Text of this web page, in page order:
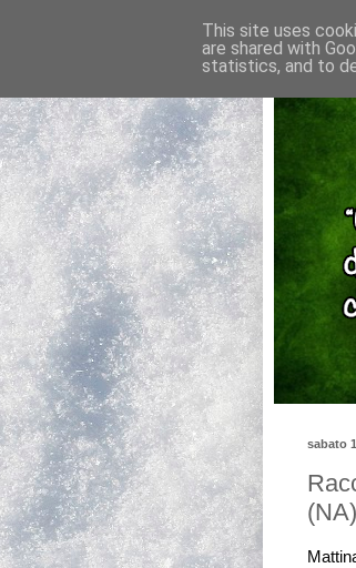
sabato
This site uses
are shared with
statistics, and to